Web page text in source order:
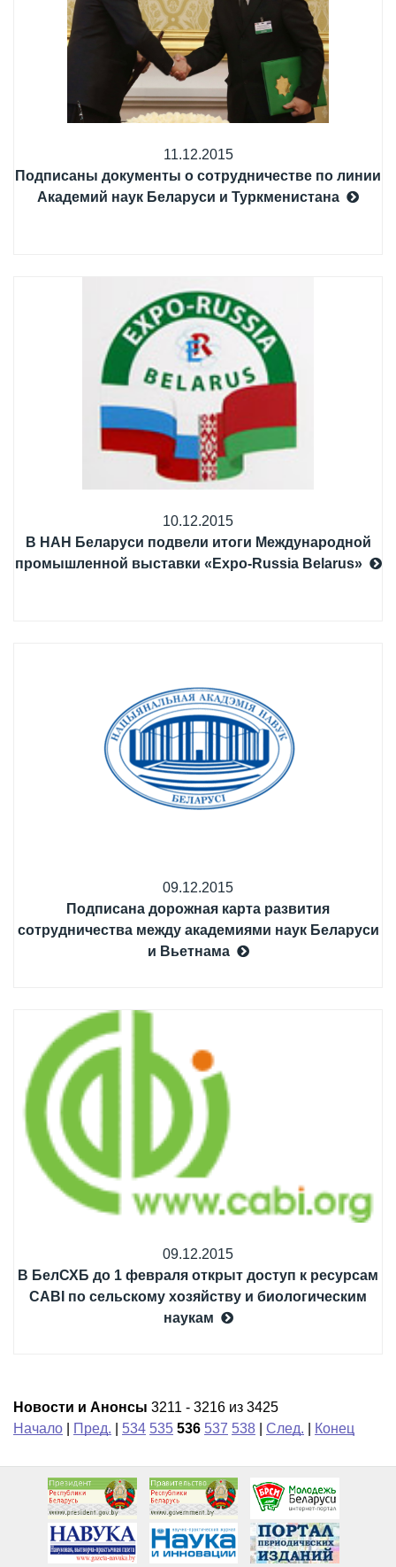
11.12.2015
Подписаны документы о сотрудничестве по линии
Академий наук Беларуси и Туркменистана
10.12.2015
В НАН Беларуси подвели итоги Международной
промышленной выставки «Expo-Russia Belarus»
09.12.2015
Подписана дорожная карта развития
сотрудничества между академиями наук Беларуси
и Вьетнама
09.12.2015
В БелСХБ до 1 февраля открыт доступ к ресурсам
CABI по сельскому хозяйству и биологическим
наукам
Новости и Анонсы 3211 - 3216 из 3425
Начало
Пред. 534 535 536 537 538 След. Конец